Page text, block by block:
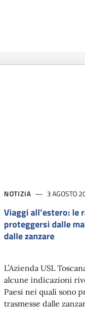
NOTIZIA 3 AGOSTO
Viaggi all’estero: le
proteggersi dalle
dalle zanzare
L’Azienda USL
alcune indicazioni
Paesi nei quali sono
trasmesse dalle